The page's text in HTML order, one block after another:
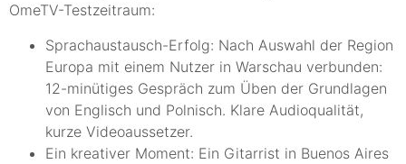
OmeTV-Testzeitraum:
Sprachaustausch-Erfolg: Nach Auswahl der Region
Europa mit einem Nutzer in Warschau verbunden:
12-minütiges Gespräch zum Üben der Grundlagen
von Englisch und Polnisch. Klare Audioqualität,
kurze Videoaussetzer.
Ein kreativer Moment: Ein Gitarrist in Buenos Aires